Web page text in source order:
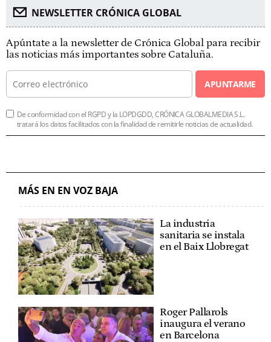
NEWSLETTER CRÓNICA GLOBAL
Apúntate a la newsletter de Crónica Global para recibir
las noticias más importantes sobre Cataluña.
APUNTARME
De conformidad con el RGPD y la LOPDGDD, CRÓNICA GLOBALMEDIA S.L.
tratará los datos facilitados con la finalidad de remitirle noticias de actualidad.
MÁS EN EN VOZ BAJA
La industria
sanitaria se instala
en el Baix Llobregat
Roger Pallarols
inaugura el verano
en Barcelona